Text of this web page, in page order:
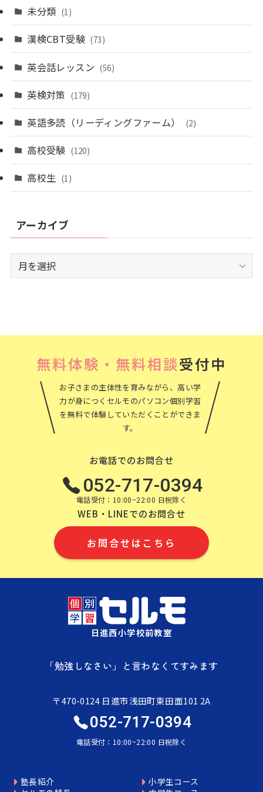
未分類 (1)
漢検CBT受験 (73)
英会話レッスン (56)
英検対策 (179)
英語多読（リーディングファーム） (2)
高校受験 (120)
高校生 (1)
アーカイブ
ー
無料体験・無料相談受付中
お子さまの主体性を育みながら、高い学
力が身につくセルモのパソコン個別学習
を無料で体験していただくことができま
す。
お電話でのお問合せ
052-717-0394
電話受付：10:00~22:00 日祝除く
WEB・LINEでのお問合せ
お問合せはこちら
日進西小学校前教室
「勉強しなさい」と言わなくてすみます
〒470-0124 日進市浅田町東田面101 2A
052-717-0394
電話受付：10:00~22:00 日祝除く
塾長紹介
小学生コース